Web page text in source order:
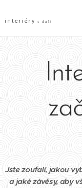
interiéry s duší
Jste zoufalí, jakou
a jaké závěsy, aby